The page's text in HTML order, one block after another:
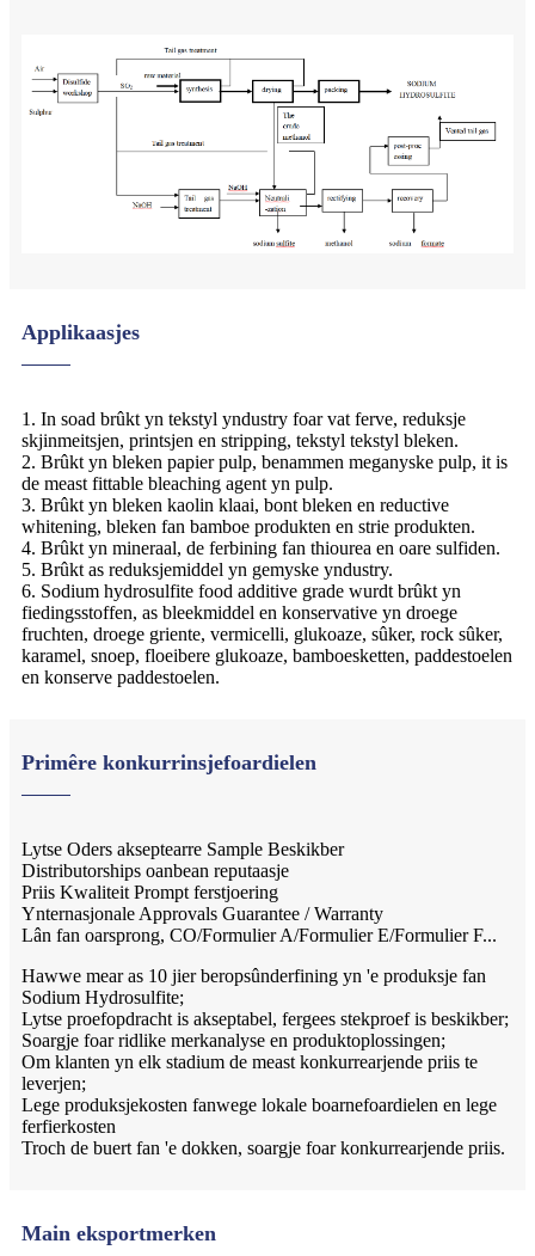
Applikaasjes
1. In soad brûkt yn tekstyl yndustry foar vat ferve, reduksje
skjinmeitsjen, printsjen en stripping, tekstyl tekstyl bleken.
2. Brûkt yn bleken papier pulp, benammen meganyske pulp, it is
de meast fittable bleaching agent yn pulp.
3. Brûkt yn bleken kaolin klaai, bont bleken en reductive
whitening, bleken fan bamboe produkten en strie produkten.
4. Brûkt yn mineraal, de ferbining fan thiourea en oare sulfiden.
5. Brûkt as reduksjemiddel yn gemyske yndustry.
6. Sodium hydrosulfite food additive grade wurdt brûkt yn
fiedingsstoffen, as bleekmiddel en konservative yn droege
fruchten, droege griente, vermicelli, glukoaze, sûker, rock sûker,
karamel, snoep, floeibere glukoaze, bamboesketten, paddestoelen
en konserve paddestoelen.
Primêre konkurrinsjefoardielen
Lytse Oders akseptearre Sample Beskikber
Distributorships oanbean reputaasje
Priis Kwaliteit Prompt ferstjoering
Ynternasjonale Approvals Guarantee / Warranty
Lân fan oarsprong, CO/Formulier A/Formulier E/Formulier F...
Hawwe mear as 10 jier beropsûnderfining yn 'e produksje fan
Sodium Hydrosulfite;
Lytse proefopdracht is akseptabel, fergees stekproef is beskikber;
Soargje foar ridlike merkanalyse en produktoplossingen;
Om klanten yn elk stadium de meast konkurrearjende priis te
leverjen;
Lege produksjekosten fanwege lokale boarnefoardielen en lege
ferfierkosten
Troch de buert fan 'e dokken, soargje foar konkurrearjende priis.
Main eksportmerken